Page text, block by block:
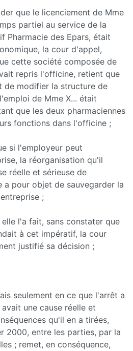
que le licenciement de Mme
partiel au service de la
Pharmacie des Epars, était
la cour d'appel,
cette société composée de
repris l'officine, retient que
de modifier la structure de
de Mme X... était
que les deux pharmaciennes
fonctions dans l'officine ;
si l'employeur peut
la réorganisation qu'il
réelle et sérieuse de
a pour objet de sauvegarder la
;
l'a fait, sans constater que
à cet impératif, la cour
justifié sa décision ;
seulement en ce que l'arrêt a
une cause réelle et
qu'il en a tirées,
2000, entre les parties, par la
; remet, en conséquence,